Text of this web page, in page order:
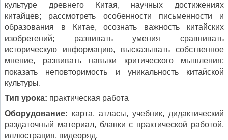
культуре древнего Китая, научных достижениях
китайцев; рассмотреть особенности письменности и
образования в Китае, осознать важность китайских
изобретений; развивать умения сравнивать
историческую информацию, высказывать собственное
мнение, развивать навыки критического мышления;
показать неповторимость и уникальность китайской
культуры.
Тип урока: практическая работа
Оборудование: карта, атласы, учебник, дидактический
раздаточный материал, бланки с практической работой,
иллюстрация, видеоряд.